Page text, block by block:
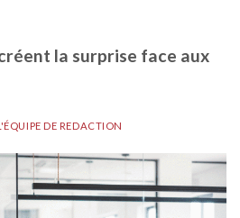
la surprise face aux
DE REDACTION